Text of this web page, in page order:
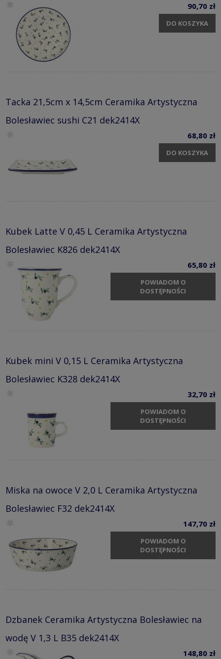
90,70 zł
DO KOSZYKA
Tacka 21,5cm x 14,5cm Ceramika Artystyczna
Bolesławiec sushi C21 dek2414X
68,80 zł
DO KOSZYKA
Kubek Latte V 0,45 L Ceramika Artystyczna
Bolesławiec K826 dek2414X
65,80 zł
POWIADOM O
DOSTĘPNOŚCI
Kubek mini V 0,15 L Ceramika Artystyczna
Bolesławiec K328 dek2414X
32,70 zł
POWIADOM O
DOSTĘPNOŚCI
Miska na owoce V 2,0 L Ceramika Artystyczna
Bolesławiec F32 dek2414X
147,70 zł
POWIADOM O
DOSTĘPNOŚCI
Dzbanek Ceramika Artystyczna Bolesławiec na
wodę V 1,3 L B35 dek2414X
148,80 zł